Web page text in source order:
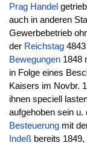
Prag Handel
auch in anderen
Gewerbebetrieb
der Reichstag4843
Bewegungen1848
in Folge eines
Kaisers im Novbr.
ihnen speciell
aufgehoben sein u.
Besteuerungmit
Indeßbereits 1849,